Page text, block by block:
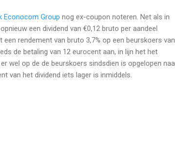
Econocom Group nog ex-coupon noteren. Net als in
een dividend van €0,12 bruto per aandeel
rendement van bruto 3,7% op een beurskoers van
de betaling van 12 eurocent aan, in lijn het het
wel op de de beurskoers sindsdien is opgelopen
van het dividend iets lager is inmiddels.